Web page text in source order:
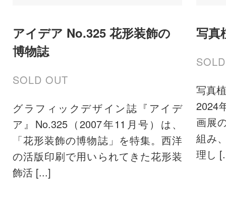
アイデア No.325 花形装飾の
博物誌
SOLD OUT
グラフィックデザイン誌『アイデ
ア』No.325（2007年11月号）は、
「花形装飾の博物誌」を特集。西洋
の活版印刷で用いられてきた花形装
飾活 [...]
写真
写真
2024
画展
組み
理し